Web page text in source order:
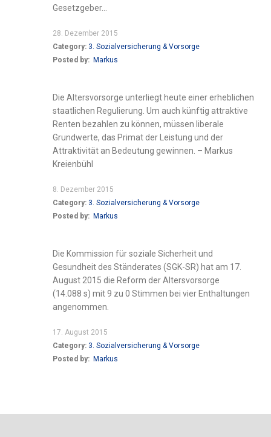
Gesetzgeber...
28. Dezember 2015
Category: 3. Sozialversicherung & Vorsorge
Posted by: Markus
Die Altersvorsorge unterliegt heute einer erheblichen
staatlichen Regulierung. Um auch künftig attraktive
Renten bezahlen zu können, müssen liberale
Grundwerte, das Primat der Leistung und der
Attraktivität an Bedeutung gewinnen. – Markus
Kreienbühl
8. Dezember 2015
Category: 3. Sozialversicherung & Vorsorge
Posted by: Markus
Die Kommission für soziale Sicherheit und
Gesundheit des Ständerates (SGK-SR) hat am 17.
August 2015 die Reform der Altersvorsorge
(14.088 s) mit 9 zu 0 Stimmen bei vier Enthaltungen
angenommen.
17. August 2015
Category: 3. Sozialversicherung & Vorsorge
Posted by: Markus